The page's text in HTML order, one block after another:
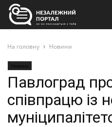
На головну Новини
Новини
Павлоград
співпрацю із